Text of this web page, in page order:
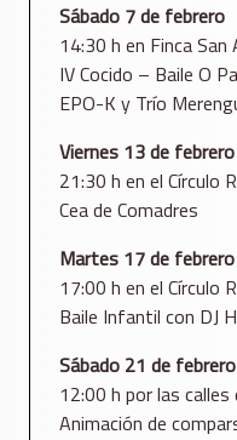
Sábado 7 de febrero
14:30 h en Finca San
IV Cocido – Baile O
EPO-K y Trío
Viernes 13 de febrero
21:30 h en el Círculo
Cea de Comadres
Martes 17 de febrero
17:00 h en el Círculo
Baile Infantil con DJ
Sábado 21 de febrero
12:00 h por las
Animación de